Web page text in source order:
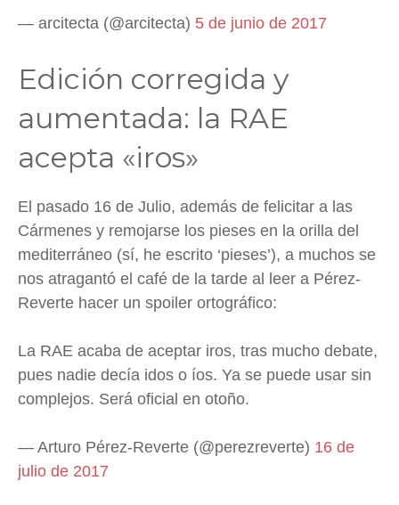
— arcitecta (@arcitecta) 5 de junio de 2017
Edición corregida y
aumentada: la RAE
acepta «iros»
El pasado 16 de Julio, además de felicitar a las
Cármenes y remojarse los pieses en la orilla del
mediterráneo (sí, he escrito ‘pieses’), a muchos se
nos atragantó el café de la tarde al leer a Pérez-
Reverte hacer un spoiler ortográfico:
La RAE acaba de aceptar iros, tras mucho debate,
pues nadie decía idos o íos. Ya se puede usar sin
complejos. Será oficial en otoño.
— Arturo Pérez-Reverte (@perezreverte) 16 de
julio de 2017